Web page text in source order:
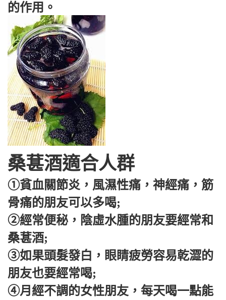
的作用。
桑葚酒適合人群
①貧血關節炎，風濕性痛，神經痛，筋
骨痛的朋友可以多喝;
②經常便秘，陰虛水腫的朋友要經常和
桑葚酒;
③如果頭髮發白，眼睛疲勞容易乾澀的
朋友也要經常喝;
④月經不調的女性朋友，每天喝一點能